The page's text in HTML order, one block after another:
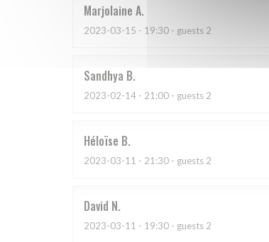
Marjolaine A
2023-03-15 - 19:30 - guests 2
Sandhya B
2023-02-14 - 21:00 - guests 2
Héloïse B
2023-03-11 - 21:30 - guests 2
David N
2023-03-11 - 19:30 - guests 2